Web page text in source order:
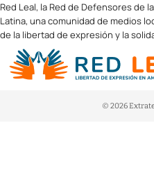
Red Leal, la Red de Defensores de
Latina, una comunidad de medios
de la libertad de expresión y la
© 2026